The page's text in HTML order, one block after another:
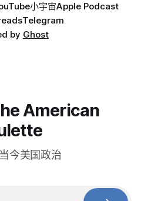
小宇宙Apple Podcast
Telegram
by Ghost
American
今美国政治